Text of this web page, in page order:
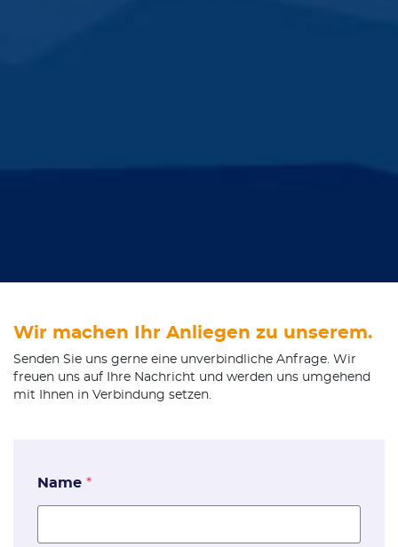
Wir machen Ihr Anliegen zu unserem.
Senden Sie uns gerne eine unverbindliche Anfrage. Wir
freuen uns auf Ihre Nachricht und werden uns umgehend
mit Ihnen in Verbindung setzen.
Name *